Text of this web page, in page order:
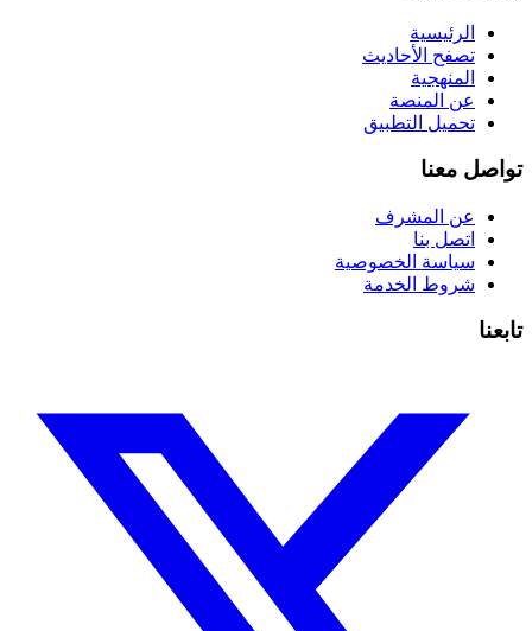
الرئيسية
تصفح الأحاديث
المنهجية
عن المنصة
تحميل التطبيق
تواصل معنا
عن المشرف
اتصل بنا
سياسة الخصوصية
شروط الخدمة
تابعنا